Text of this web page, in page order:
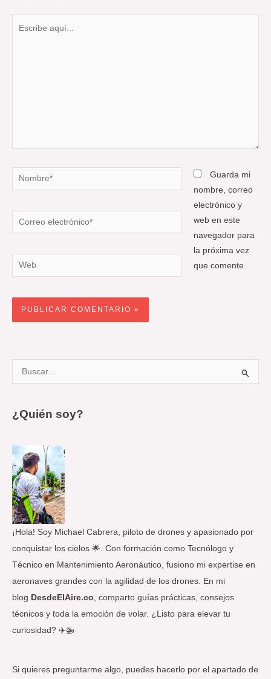
Nombre*
Correo
electrónico*
Web
Guarda mi
nombre, correo
electrónico y
web en este
navegador para
la próxima vez
que comente.
r
p
o
r
:
¿Quién soy?
¡Hola! Soy Michael Cabrera, piloto de drones y apasionado por
conquistar los cielos 🌟. Con formación como Tecnólogo y
Técnico en Mantenimiento Aeronáutico, fusiono mi expertise en
aeronaves grandes con la agilidad de los drones. En mi
blog DesdeElAire.co, comparto guías prácticas, consejos
técnicos y toda la emoción de volar. ¿Listo para elevar tu
curiosidad? ✈️🚁
Si quieres preguntarme algo, puedes hacerlo por el apartado de